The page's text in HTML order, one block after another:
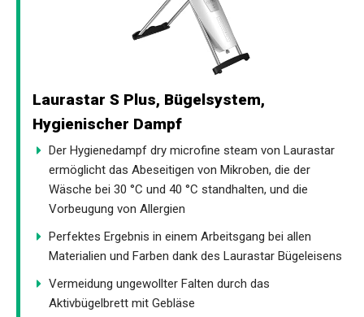
Laurastar S Plus, Bügelsystem,
Hygienischer Dampf
Der Hygienedampf dry microfine steam von Laurastar
ermöglicht das Abeseitigen von Mikroben, die der
Wäsche bei 30 °C und 40 °C standhalten, und die
Vorbeugung von Allergien
Perfektes Ergebnis in einem Arbeitsgang bei allen
Materialien und Farben dank des Laurastar Bügeleisens
Vermeidung ungewollter Falten durch das
Aktivbügelbrett mit Gebläse